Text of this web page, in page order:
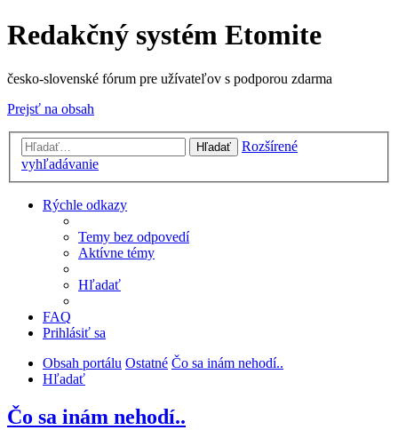
Redakčný systém Etomite
česko-slovenské fórum pre užívateľov s podporou zdarma
Prejsť na obsah
Hľadať
Rozšírené
vyhľadávanie
Rýchle odkazy
Temy bez odpovedí
Aktívne témy
Hľadať
FAQ
Prihlásiť sa
Obsah portálu Ostatné Čo sa inám nehodí..
Hľadať
Čo sa inám nehodí..